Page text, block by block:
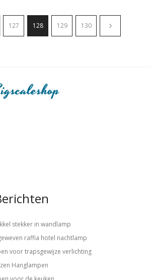
127 128 129 130
stekker in wandlamp
raffia hotel nachtlamp
voor trapsgewijze verlichting
Hanglampen